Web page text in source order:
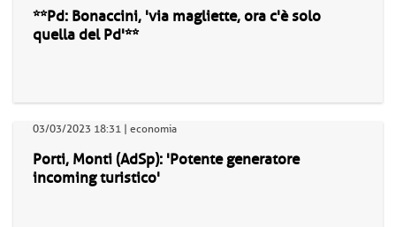
**Pd: Bonaccini, 'via magliette, ora c'è solo
quella del Pd'**
03/03/2023 18:31 | economia
Porti, Monti (AdSp): 'Potente generatore
incoming turistico'